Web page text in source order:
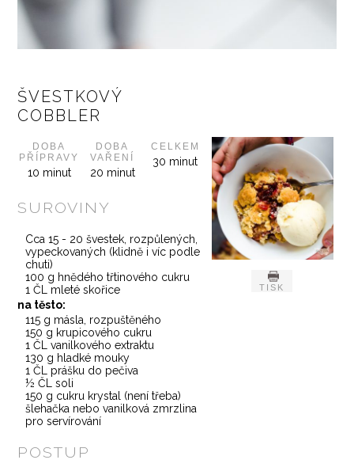
ŠVESTKOVÝ
COBBLER
TISK
DOBA
PŘÍPRAVY
10 minut
DOBA
VAŘENÍ
20 minut
CELKEM
30 minut
SUROVINY
Cca 15 - 20 švestek, rozpůlených,
vypeckovaných (klidně i víc podle
chuti)
100 g hnědého třtinového cukru
1 ČL mleté skořice
na těsto:
115 g másla, rozpuštěného
150 g krupicového cukru
1 ČL vanilkového extraktu
130 g hladké mouky
1 ČL prášku do pečiva
½ ČL soli
150 g cukru krystal (není třeba)
šlehačka nebo vanilková zmrzlina
pro servírování
POSTUP